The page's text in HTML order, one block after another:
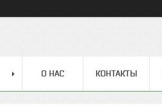
О НАС КОНТАКТЫ